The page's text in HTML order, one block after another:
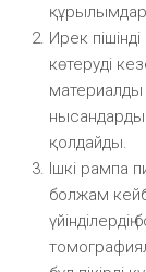
Ирек
көтеруді
материалды
қолдайды.
Ішкі рампа
болжам
үйінділердің